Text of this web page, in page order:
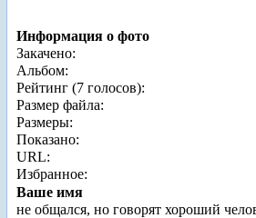
Информация о фото
Закачено:
Альбом:
Рейтинг (7 голосов):
Размер файла:
Размеры:
Показано:
URL:
Избранное:
Ваше имя
не общался, но говорят хороший